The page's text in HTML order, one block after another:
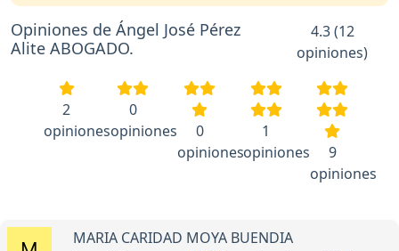
Opiniones de Ángel José Pérez
Alite ABOGADO.
4.3 (12
opiniones)
2
opiniones
0
opiniones
0
opiniones
1
opiniones
9
opiniones
MARIA CARIDAD MOYA BUENDIA